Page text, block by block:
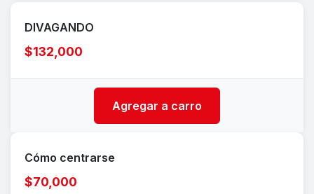
DIVAGANDO
$132,000
Agregar a carro
Cómo centrarse
$70,000